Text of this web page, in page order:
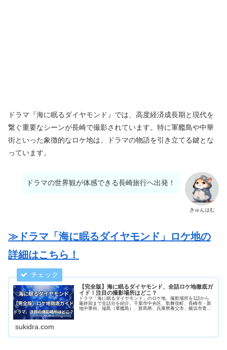
ドラマ『海に眠るダイヤモンド』では、高度経済成長期と現代を
繋ぐ重要なシーンが長崎で撮影されています。特に軍艦島や中華
街といった象徴的なロケ地は、ドラマの物語を引き立てる鍵とな
っています。
きゅんはむ
ドラマの世界観が体感できる長崎旅行へ出発！
≫ドラマ「海に眠るダイヤモンド」ロケ地の
詳細はこちら！
【完全版】海に眠るダイヤモンド、全話ロケ地徹底ガ
イド！注目の撮影場所はどこ？
ドラマ「海に眠るダイヤモンド」のロケ地、撮影場所を1話から
最終回まで全話分を紹介。千葉市中央区、歌舞伎町、長崎市・新
地中華街、端島（軍艦島）、群馬県、兵庫県養父市、横浜市青葉
sukidra.com